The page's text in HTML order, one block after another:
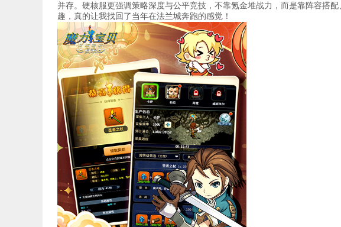
并存。硬核服更强调策略深度与公平竞技，不靠氪金堆战力，而是靠阵容搭
趣，真的让我找回了当年在法兰城奔跑的感觉！